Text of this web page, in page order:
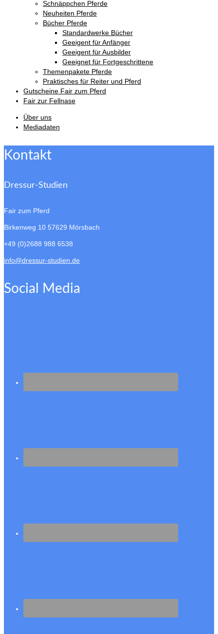
Schnäppchen Pferde
Neuheiten Pferde
Bücher Pferde
Standardwerke Bücher
Geeigent für Anfänger
Geeigent für Ausbilder
Geeignet für Fortgeschrittene
Themenpakete Pferde
Praktisches für Reiter und Pferd
Gutscheine Fair zum Pferd
Fair zur Fellnase
Über uns
Mediadaten
Kontakt
Dressur-Studien
Fair zum Pferd
Birkenweg 10 57629 Mörsbach
+49 (0)2688 988 6538
info@dressur-studien.de
Social Media